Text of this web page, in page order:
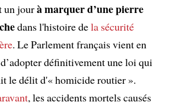
un jourà marquer d’une pierre
dans l'histoire dela sécurité
. Le Parlement français vient en
définitivement une loi qui
le délit d'« homicide routier ».
, les accidents mortels causés